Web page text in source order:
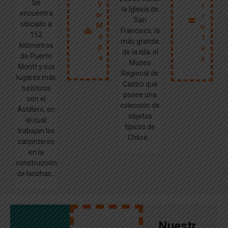
Se
encuentra
ubicado a
152
kilómetros
de Puerto
Montt y sus
lugares más
turísticos
son el
Astillero, en
el cual
trabajan los
carpinteros
en la
construcción
de lanchas...
V
er
M
a
p
a
la Iglesia de
San
Francisco, la
más grande
de la isla; el
Museo
Regional de
Castro que
posee una
colección de
objetos
típicos de
Chiloé...
r
r
u
t
a
s